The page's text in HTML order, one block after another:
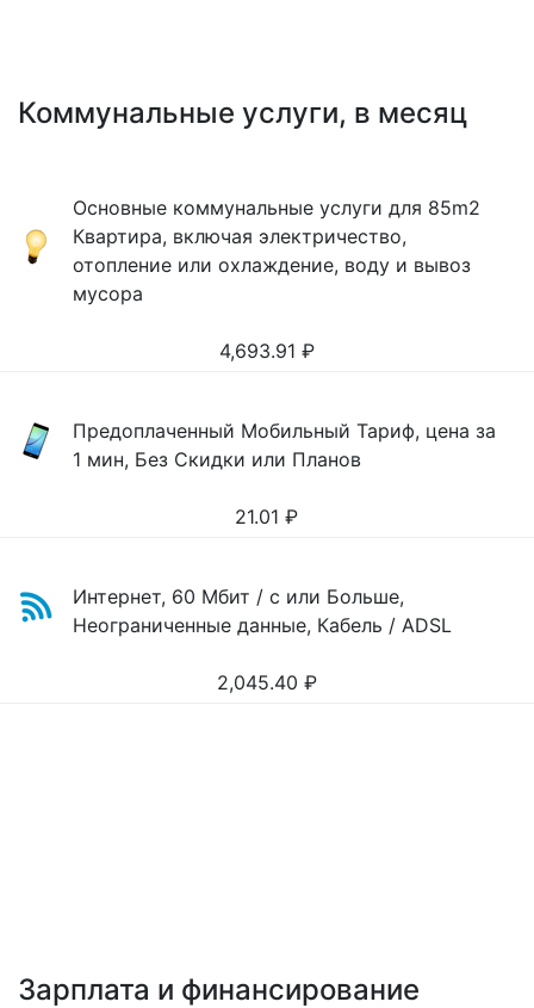
Коммунальные услуги, в месяц
Основные коммунальные услуги для 85m2
Квартира, включая электричество,
отопление или охлаждение, воду и вывоз
мусора
4,693.91 ₽
Предоплаченный Мобильный Тариф, цена за
1 мин, Без Скидки или Планов
21.01 ₽
Интернет, 60 Мбит / с или Больше,
Неограниченные данные, Кабель / ADSL
2,045.40 ₽
Зарплата и финансирование